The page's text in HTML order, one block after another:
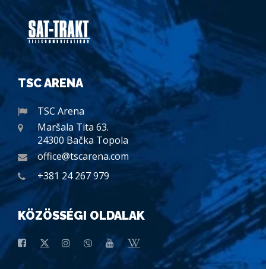
TSC ARENA
TSC Arena
Maršala Tita 63.
24300 Bačka Topola
office@tscarena.com
+381 24 267 979
KÖZÖSSÉGI OLDALAK